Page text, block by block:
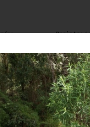
for
forest
Projeto:
farmers in